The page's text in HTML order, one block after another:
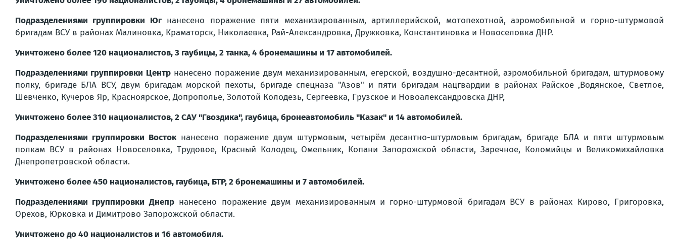
Подразделениями группировки Югнанесено поражение пяти механизированным, артиллерийской, мотопехотной, аэромобильной и горно-штурмовой
бригадам ВСУ в районах Малиновка, Краматорск, Николаевка, Рай-Александровка, Дружковка, Константиновка и Новоселовка ДНР.
Уничтожено более 120 националистов, 3 гаубицы, 2 танка, 4 бронемашины и 17 автомобилей.
Подразделениями группировки Центрнанесено поражение двум механизированным, егерской, воздушно-десантной, аэромобильной бригадам, штурмовому
полку, бригаде БЛА ВСУ, двум бригадам морской пехоты, бригаде спецназа "Азов" и пяти бригадам нацгвардии в районах Райское ,Водянское, Светлое,
Шевченко, Кучеров Яр, Красноярское, Допрополье, Золотой Колодезь, Сергеевка, Грузское и Новоалександровска ДНР,
Уничтожено более 310 националистов, 2 САУ "Гвоздика", гаубица, бронеавтомобиль "Казак" и 14 автомобилей.
Подразделениями группировки Востокнанесено поражение двум штурмовым, четырём десантно-штурмовым бригадам, бригаде БЛА и пяти штурмовым
полкам ВСУ в районах Новоселовка, Трудовое, Красный Колодец, Омельник, Копани Запорожской области, Заречное, Коломийцы и Великомихайловка
Днепропетровской области.
Уничтожено более 450 националистов, гаубица, БТР, 2 бронемашины и 7 автомобилей.
Подразделениями группировки Днепрнанесено поражение двум механизированным и горно-штурмовой бригадам ВСУ в районах Кирово, Григоровка,
Орехов, Юрковка и Димитрово Запорожской области.
Уничтожено до 40 националистов и 16 автомобиля.